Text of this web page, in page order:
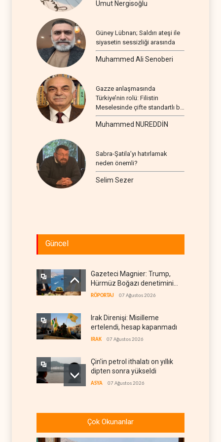
Umut Nergisoğlu
Güney Lübnan; Saldırı ateşi ile
siyasetin sessizliği arasında
Muhammed Ali Senoberi
Gazze anlaşmasında
Türkiye’nin rolü: Filistin
Meselesinde çifte standartlı bir
seyir
Muhammed NUREDDİN
Sabra-Şatila’yı hatırlamak
neden önemli?
Selim Sezer
Güncel
Gazeteci Magnier: Trump,
Hürmüz Boğazı denetimini
doğrudan İran ve Umman'a
RÖPORTAJ 07 Ağustos 2026
Irak Direnişi: Misilleme
ertelendi, hesap kapanmadı
IRAK 07 Ağustos 2026
Çin'in petrol ithalatı on yıllık
dipten sonra yükseldi
ASYA 07 Ağustos 2026
sonra petrol üretimini rekor
düzeye çıkardı
Çok Okunanlar